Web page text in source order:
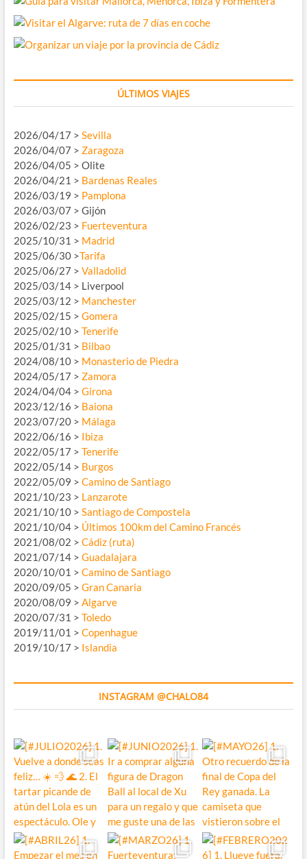
ÚLTIMOS VIAJES
2026/04/17 > Sevilla
2026/04/07 > Zaragoza
2026/04/05 > Olite
2026/04/21 > Bardenas Reales
2026/03/19 > Pamplona
2026/03/07 > Gijón
2026/02/23 > Fuerteventura
2025/10/31 > Madrid
2025/06/30 >Tarifa
2025/06/27 > Valladolid
2025/03/14 > Liverpool
2025/03/12 > Manchester
2025/02/15 > Gomera
2025/02/10 > Tenerife
2025/01/31 > Bilbao
2024/08/10 > Monasterio de Piedra
2024/05/17 > Zamora
2024/04/04 > Girona
2023/12/16 > Baiona
2023/07/20 > Málaga
2022/06/16 > Ibiza
2022/05/17 > Tenerife
2022/05/14 > Burgos
2022/05/09 > Camino de Santiago
2021/10/23 > Lanzarote
2021/10/10 > Santiago de Compostela
2021/10/04 > Últimos 100km del Camino Francés
2021/08/02 > Cádiz (ruta)
2021/07/14 > Guadalajara
2020/10/01 > Camino de Santiago
2020/09/05 > Gran Canaria
2020/08/09 > Algarve
2020/07/31 > Toledo
2019/11/01 > Copenhague
2019/10/17 > Islandia
INSTAGRAM @CHALO84